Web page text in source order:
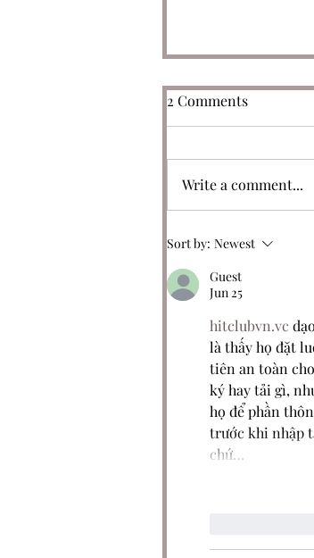
2 Comments
Write a comment...
Sort by: Newest
Guest
Jun 25
hitclubvn.vc
là thấy họ đặt
tiên an toàn
ký hay tải gì,
họ để phần
trước khi nhập
chứ…